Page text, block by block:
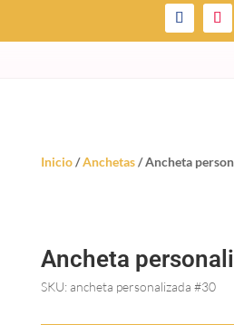
Inicio/Anchetas/ Ancheta
Ancheta
SKU:ancheta personalizada #30